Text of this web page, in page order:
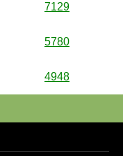
7129
5780
4948